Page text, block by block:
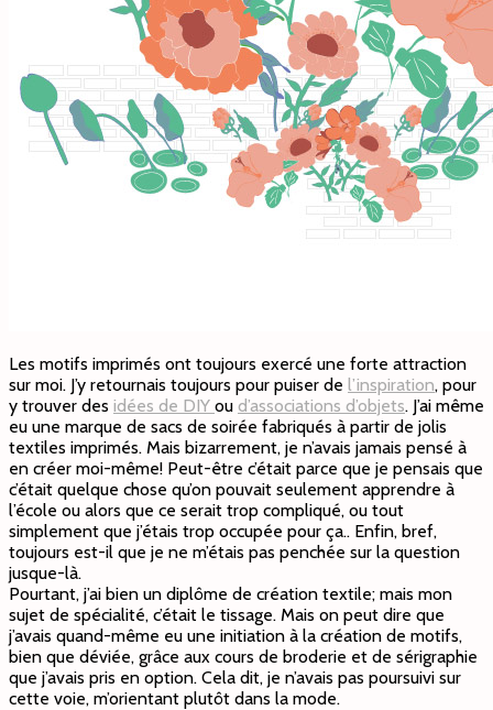
Les motifs imprimés ont toujours exercé une forte attraction
sur moi. J’y retournais toujours pour puiser de l’inspiration, pour
y trouver des idées de DIY ou d’associations d’objets. J’ai même
eu une marque de sacs de soirée fabriqués à partir de jolis
textiles imprimés. Mais bizarrement, je n’avais jamais pensé à
en créer moi-même! Peut-être c’était parce que je pensais que
c’était quelque chose qu’on pouvait seulement apprendre à
l’école ou alors que ce serait trop compliqué, ou tout
simplement que j’étais trop occupée pour ça.. Enfin, bref,
toujours est-il que je ne m’étais pas penchée sur la question
jusque-là.
Pourtant, j’ai bien un diplôme de création textile; mais mon
sujet de spécialité, c’était le tissage. Mais on peut dire que
j’avais quand-même eu une initiation à la création de motifs,
bien que déviée, grâce aux cours de broderie et de sérigraphie
que j’avais pris en option. Cela dit, je n’avais pas poursuivi sur
cette voie, m’orientant plutôt dans la mode.